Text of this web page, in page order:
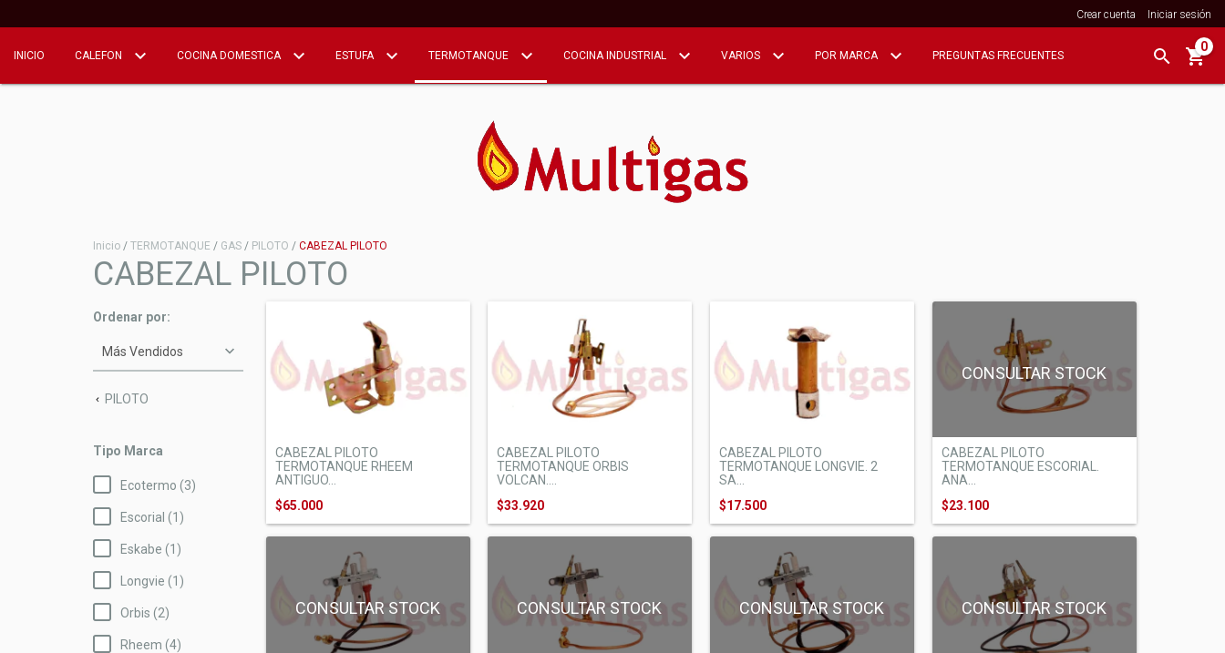
Crear cuenta Iniciar sesión
INICIO CALEFON COCINA DOMESTICA ESTUFA TERMOTANQUE COCINA INDUSTRIAL VARIOS POR MARCA PREGUNTAS FRECUENTES
0
Inicio / TERMOTANQUE / GAS / PILOTO / CABEZAL PILOTO
CABEZAL PILOTO
Ordenar por:
PILOTO
Tipo Marca
Ecotermo (3)
Escorial (1)
Eskabe (1)
Longvie (1)
Orbis (2)
Rheem (4)
CABEZAL PILOTO
TERMOTANQUE RHEEM
ANTIGUO...
$65.000
CABEZAL PILOTO
TERMOTANQUE ORBIS
VOLCAN....
$33.920
CABEZAL PILOTO
TERMOTANQUE LONGVIE. 2
SA...
$17.500
CONSULTAR STOCK
CABEZAL PILOTO
TERMOTANQUE ESCORIAL.
ANA...
$23.100
CONSULTAR STOCK CONSULTAR STOCK CONSULTAR STOCK CONSULTAR STOCK